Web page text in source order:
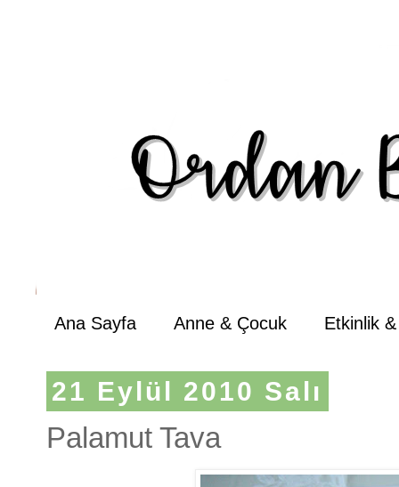
Ana Sayfa Anne & Çocuk Etkinlik
21 Eylül 2010 Salı
Palamut Tava